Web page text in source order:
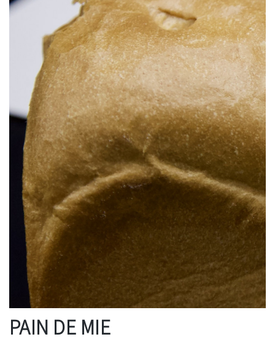
PAIN DE MIE